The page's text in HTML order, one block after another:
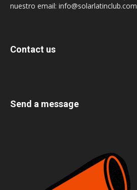
nuestro email: info@solarlatinclub.com
Contact us
Send a message